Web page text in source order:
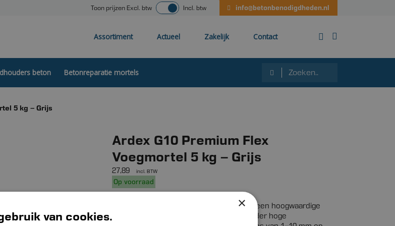
Toon prijzen Excl. btw Incl. btw info@betonbenodigdheden.nl
Assortiment Actueel Zakelijk Contact
beton Betonreparatie mortels
5 kg – Grijs
Ardex G10 Premium Flex
Voegmortel 5 kg – Grijs
27,89 incl. BTW
Op voorraad
Ardex G10 Premium Flex Voegmortel
is een hoogwaardige
cementgebonden voegmortel met bijzonder hoge
×
van cookies.